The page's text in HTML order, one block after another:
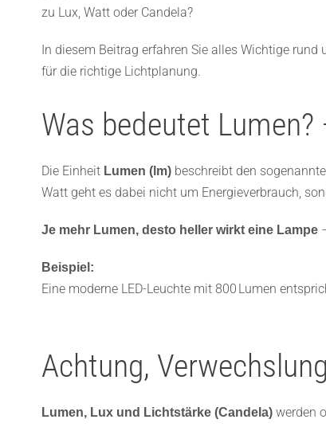
zu Lux, Watt oder Candela?
In diesem Beitrag erfahren Sie alles Wichtige rund
für die richtige Lichtplanung.
Was bedeutet
Die Einheit Lumen (lm)beschreibt den
Watt geht es dabei nicht um Energieverbrauch,
Je mehr Lumen, desto heller wirkt eine Lampe
Beispiel:
Eine moderne LED-Leuchte mit 800 Lumen
Achtung,
Lumen, Lux und Lichtstärke (Candela)werden